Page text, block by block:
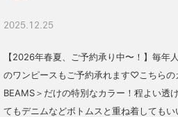
2025.12.25
【2026年春夏、ご予約承り中〜！】毎年
のワンピースもご予約承れます♡こちら
BEAMS＞だけの特別なカラー！程よい透
てもデニムなどボトムスと重ね着しても